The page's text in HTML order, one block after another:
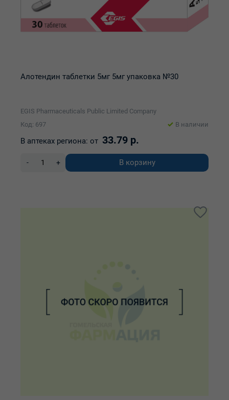
Алотендин таблетки 5мг 5мг упаковка №30
EGIS Pharmaceuticals Public Limited Company
Код: 697
В наличии
В аптеках региона: от 33.79 р.
- + В корзину